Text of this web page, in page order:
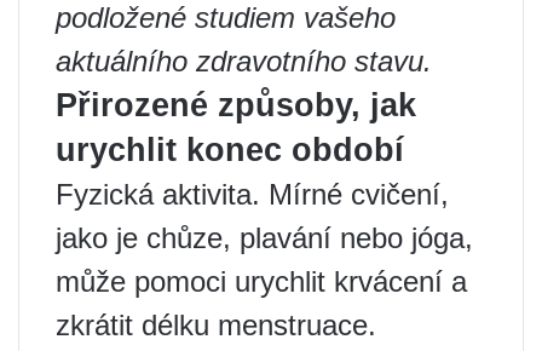
podložené studiem vašeho
aktuálního zdravotního stavu.
Přirozené způsoby, jak
urychlit konec období
Fyzická aktivita. Mírné cvičení,
jako je chůze, plavání nebo jóga,
může pomoci urychlit krvácení a
zkrátit délku menstruace.